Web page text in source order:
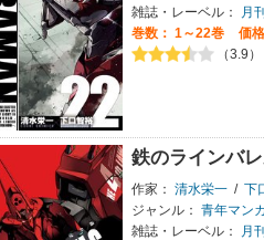
雑誌・レーベル：
月
巻数： 1～22巻
価
（3.9
鉄のラインバ
作家： 清水栄一 / 下
ジャンル： 青年マン
雑誌・レーベル：
月